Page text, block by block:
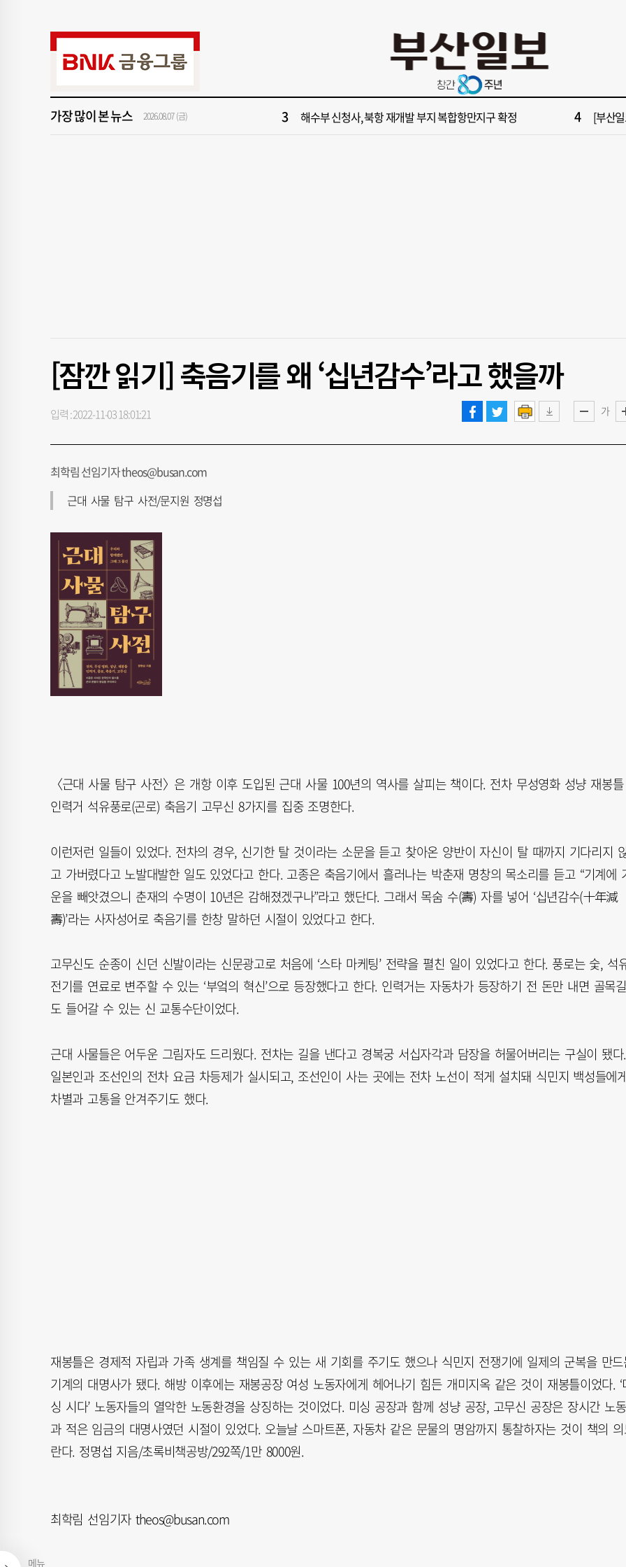
메뉴
가장 많이 본 뉴스 2026.08.07 (금)
[속보] 제13호 태풍 돌핀 경로, 내주 중국 상륙…'불가마 더위' 언제까지 "아들
해수부 신청사, 북항 재개발 부지 복합항만지구 확정 [부산
5 '구포시장 가이드' 자처한 한동훈…'구포데이'로 북구 알리기 총력 6 [부산
[잠깐 읽기] 축음기를 왜 ‘십년감수’라고 했을까
가
입력 : 2022-11-03 18:01:21
최학림 선임기자 theos@busan.com
근대 사물 탐구 사전/문지원 정명섭
〈근대 사물 탐구 사전〉은 개항 이후 도입된 근대 사물 100년의 역사를 살피는 책이다. 전차 무성영화 성냥 재봉틀
인력거 석유풍로(곤로) 축음기 고무신 8가지를 집중 조명한다.
이런저런 일들이 있었다. 전차의 경우, 신기한 탈 것이라는 소문을 듣고 찾아온 양반이 자신이 탈 때까지 기다리지
고 가버렸다고 노발대발한 일도 있었다고 한다. 고종은 축음기에서 흘러나는 박춘재 명창의 목소리를 듣고 “기계에
운을 빼앗겼으니 춘재의 수명이 10년은 감해졌겠구나”라고 했단다. 그래서 목숨 수(壽) 자를 넣어 ‘십년감수(十年減
壽)’라는 사자성어로 축음기를 한창 말하던 시절이 있었다고 한다.
고무신도 순종이 신던 신발이라는 신문광고로 처음에 ‘스타 마케팅’ 전략을 펼친 일이 있었다고 한다. 풍로는 숯, 석
전기를 연료로 변주할 수 있는 ‘부엌의 혁신’으로 등장했다고 한다. 인력거는 자동차가 등장하기 전 돈만 내면 골목길
도 들어갈 수 있는 신 교통수단이었다.
근대 사물들은 어두운 그림자도 드리웠다. 전차는 길을 낸다고 경복궁 서십자각과 담장을 허물어버리는 구실이 됐다.
일본인과 조선인의 전차 요금 차등제가 실시되고, 조선인이 사는 곳에는 전차 노선이 적게 설치돼 식민지 백성들에
차별과 고통을 안겨주기도 했다.
재봉틀은 경제적 자립과 가족 생계를 책임질 수 있는 새 기회를 주기도 했으나 식민지 전쟁기에 일제의 군복을 만
기계의 대명사가 됐다. 해방 이후에는 재봉공장 여성 노동자에게 헤어나기 힘든 개미지옥 같은 것이 재봉틀이었다. ‘
싱 시다’ 노동자들의 열악한 노동환경을 상징하는 것이었다. 미싱 공장과 함께 성냥 공장, 고무신 공장은 장시간 노동
과 적은 임금의 대명사였던 시절이 있었다. 오늘날 스마트폰, 자동차 같은 문물의 명암까지 통찰하자는 것이 책의
란다. 정명섭 지음/초록비책공방/292쪽/1만 8000원.
최학림 선임기자 theos@busan.com